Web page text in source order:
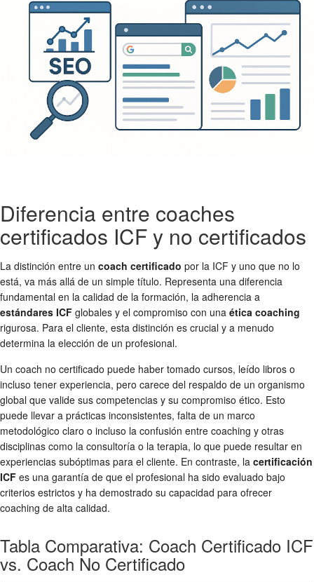
Diferencia entre coaches
certificados ICF y no certificados
La distinción entre un coach certificado por la ICF y uno que no lo
está, va más allá de un simple título. Representa una diferencia
fundamental en la calidad de la formación, la adherencia a
estándares ICF globales y el compromiso con una ética coaching
rigurosa. Para el cliente, esta distinción es crucial y a menudo
determina la elección de un profesional.
Un coach no certificado puede haber tomado cursos, leído libros o
incluso tener experiencia, pero carece del respaldo de un organismo
global que valide sus competencias y su compromiso ético. Esto
puede llevar a prácticas inconsistentes, falta de un marco
metodológico claro o incluso la confusión entre coaching y otras
disciplinas como la consultoría o la terapia, lo que puede resultar en
experiencias subóptimas para el cliente. En contraste, la certificación
ICF es una garantía de que el profesional ha sido evaluado bajo
criterios estrictos y ha demostrado su capacidad para ofrecer
coaching de alta calidad.
Tabla Comparativa: Coach Certificado ICF
vs. Coach No Certificado